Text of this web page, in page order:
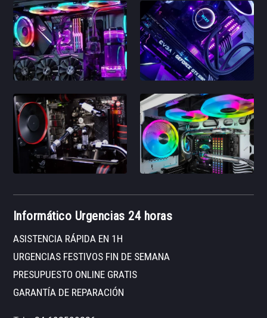
Informático Urgencias 24 horas
ASISTENCIA RÁPIDA EN 1H
URGENCIAS FESTIVOS FIN DE SEMANA
PRESUPUESTO ONLINE GRATIS
GARANTÍA DE REPARACIÓN